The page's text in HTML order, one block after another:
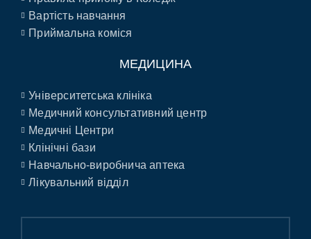
Вартість навчання
Приймальна коміся
МЕДИЦИНА
Університетська клініка
Медичний консультативний центр
Медичні Центри
Клінічні бази
Навчально-виробнича аптека
Лікувальний відділ